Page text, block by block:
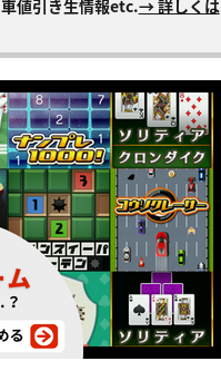
車値引き生情報etc.→ 詳しくは